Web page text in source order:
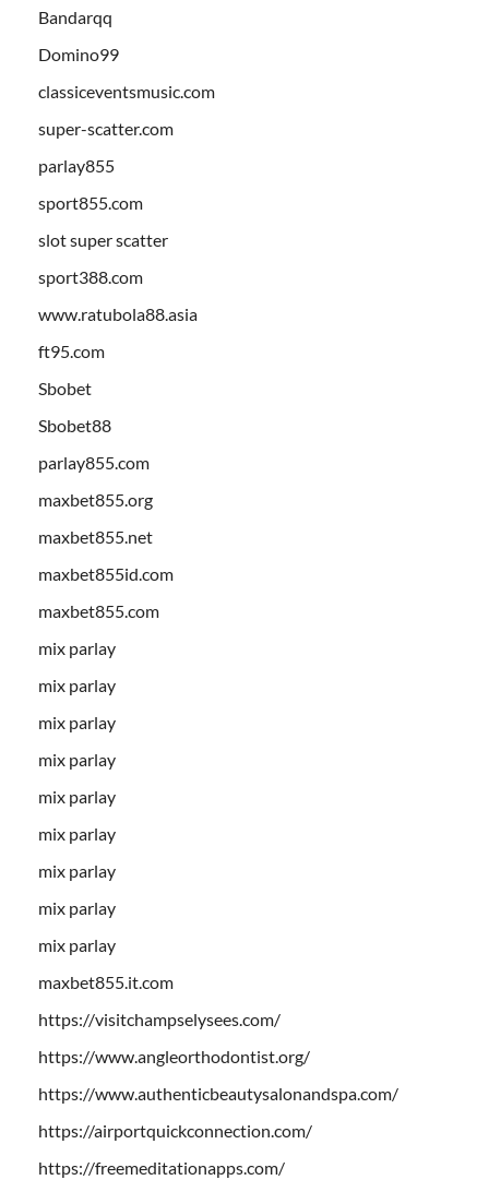
Bandarqq
Domino99
classiceventsmusic.com
super-scatter.com
parlay855
sport855.com
slot super scatter
sport388.com
www.ratubola88.asia
ft95.com
Sbobet
Sbobet88
parlay855.com
maxbet855.org
maxbet855.net
maxbet855id.com
maxbet855.com
mix parlay
mix parlay
mix parlay
mix parlay
mix parlay
mix parlay
mix parlay
mix parlay
mix parlay
maxbet855.it.com
https://visitchampselysees.com/
https://www.angleorthodontist.org/
https://www.authenticbeautysalonandspa.com/
https://airportquickconnection.com/
https://freemeditationapps.com/